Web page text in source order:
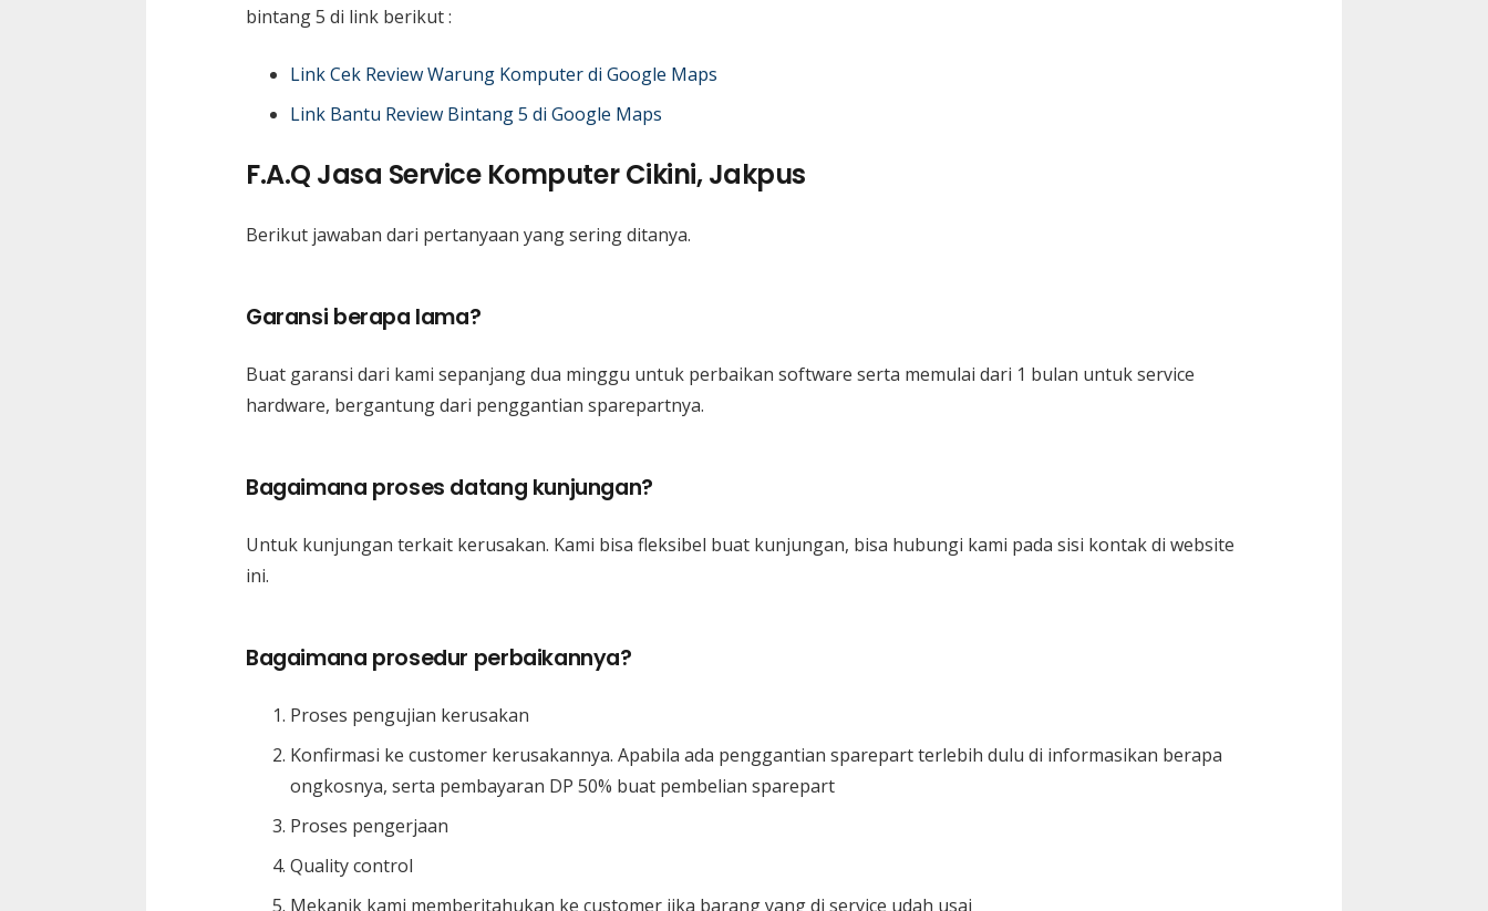
bintang 5 di link berikut :
Link Cek Review Warung Komputer di Google Maps
Link Bantu Review Bintang 5 di Google Maps
F.A.Q Jasa Service Komputer Cikini, Jakpus
Berikut jawaban dari pertanyaan yang sering ditanya.
Garansi berapa lama?
Buat garansi dari kami sepanjang dua minggu untuk perbaikan software serta memulai dari 1 bulan untuk service
hardware, bergantung dari penggantian sparepartnya.
Bagaimana proses datang kunjungan?
Untuk kunjungan terkait kerusakan. Kami bisa fleksibel buat kunjungan, bisa hubungi kami pada sisi kontak di website
ini.
Bagaimana prosedur perbaikannya?
Proses pengujian kerusakan
Konfirmasi ke customer kerusakannya. Apabila ada penggantian sparepart terlebih dulu di informasikan berapa
ongkosnya, serta pembayaran DP 50% buat pembelian sparepart
Proses pengerjaan
Quality control
Mekanik kami memberitahukan ke customer jika barang yang di service udah usai